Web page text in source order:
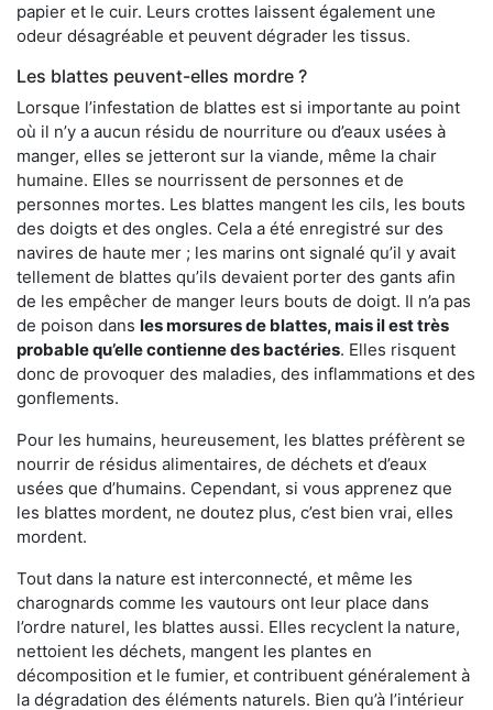
papier et le cuir. Leurs crottes laissent également une
odeur désagréable et peuvent dégrader les tissus.
Les blattes peuvent-elles mordre ?
Lorsque l’infestation de blattes est si importante au point
où il n’y a aucun résidu de nourriture ou d’eaux usées à
manger, elles se jetteront sur la viande, même la chair
humaine. Elles se nourrissent de personnes et de
personnes mortes. Les blattes mangent les cils, les bouts
des doigts et des ongles. Cela a été enregistré sur des
navires de haute mer ; les marins ont signalé qu’il y avait
tellement de blattes qu’ils devaient porter des gants afin
de les empêcher de manger leurs bouts de doigt. Il n’a pas
de poison dans les morsures de blattes, mais il est très
probable qu’elle contienne des bactéries. Elles risquent
donc de provoquer des maladies, des inflammations et des
gonflements.
Pour les humains, heureusement, les blattes préfèrent se
nourrir de résidus alimentaires, de déchets et d’eaux
usées que d’humains. Cependant, si vous apprenez que
les blattes mordent, ne doutez plus, c’est bien vrai, elles
mordent.
Tout dans la nature est interconnecté, et même les
charognards comme les vautours ont leur place dans
l’ordre naturel, les blattes aussi. Elles recyclent la nature,
nettoient les déchets, mangent les plantes en
décomposition et le fumier, et contribuent généralement à
la dégradation des éléments naturels. Bien qu’à l’intérieur